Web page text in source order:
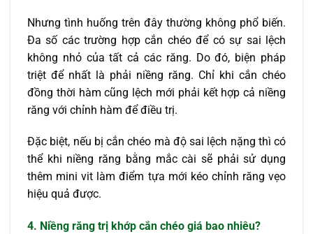
Nhưng tình huống trên đây thường không phổ biến.
Đa số các trường hợp cắn chéo để có sự sai lệch
không nhỏ của tất cả các răng. Do đó, biện pháp
triệt để nhất là phải niềng răng. Chỉ khi cắn chéo
đồng thời hàm cũng lệch mới phải kết hợp cả niềng
răng với chỉnh hàm để điều trị.
Đặc biệt, nếu bị cắn chéo mà độ sai lệch nặng thì có
thể khi niềng răng bằng mắc cài sẽ phải sử dụng
thêm mini vit làm điểm tựa mới kéo chỉnh răng vẹo
hiệu quả được.
4. Niềng răng trị khớp cắn chéo giá bao nhiêu?